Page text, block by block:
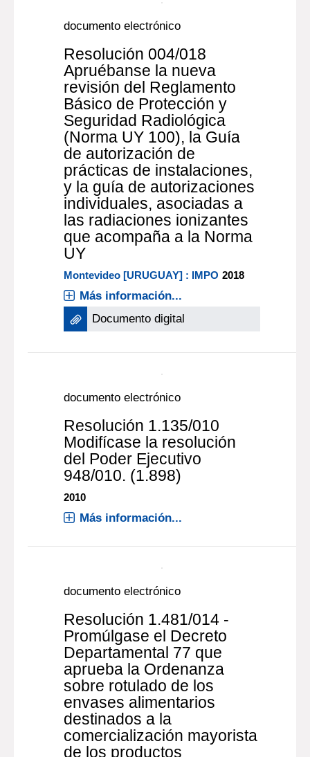
Resolución S/n publicada
en el Diario Oficial el 25 de
noviembre de 2016
2016
Más información...
Documento digital
documento electrónico
Resolución 004/018
Apruébanse la nueva
revisión del Reglamento
Básico de Protección y
Seguridad Radiológica
(Norma UY 100), la Guía
de autorización de
prácticas de instalaciones,
y la guía de autorizaciones
las radiaciones ionizantes
que acompaña a la Norma
UY
Montevideo [URUGUAY] : IMPO
Más información...
Modifícase la resolución
del Poder Ejecutivo
948/010. (1.898)
2010
Más información...